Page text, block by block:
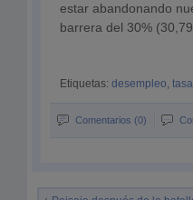
estar abandonando
barrera del 30%
Etiquetas: desempleo,
Comentarios (0)